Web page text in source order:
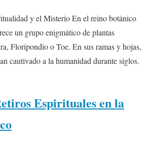
y el Misterio En el reino botánico
un grupo enigmático de plantas
Floripondio o Toe. En sus ramas y hojas,
cautivado a la humanidad durante siglos.
Espirituales en la